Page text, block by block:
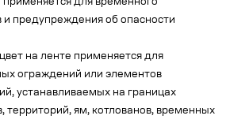
для временного
и предупреждения об опасности
на ленте применяется для
ограждений или элементов
устанавливаемых на границах
территорий, ям, котлованов, временных